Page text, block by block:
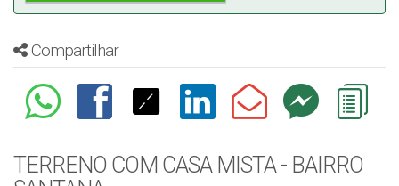
Compartilhar
TERRENO COM CASA MISTA - BAIRRO